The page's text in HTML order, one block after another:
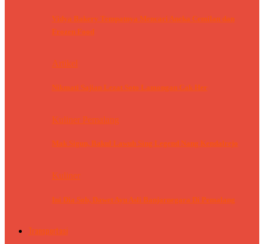
Vidya Bakery Tempatnya Mencari Aneka Cemilan dan
Frozen Food
Artikel
Nikmati Sajian Lezat Soto Lamongan Cak Her
Kuliner Pemalang
Mak Sigun, Bakul Lawuh Sing Legend Nang Kendalrejo
Kuliner
Ini Dia Sob, Dawet Ayu Asli Banjarnegara Di Pemalang
Transportasi